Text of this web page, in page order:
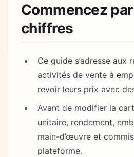
Commencez
chiffres
Ce guide s’adresse aux
activités de vente à
revoir leurs prix avec
Avant de modifier la
unitaire, rendement,
main-d’œuvre et
plateforme.